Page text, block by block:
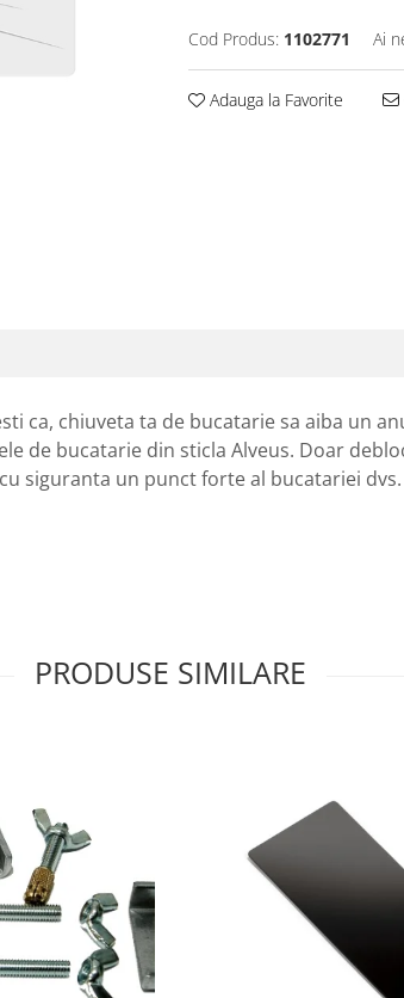
Cod Produs: 1102771 Ai
Adauga la Favorite
ca, chiuveta ta de bucatarie sa aiba un
de bucatarie din sticla Alveus. Doar
siguranta un punct forte al bucatariei dvs.
PRODUSE SIMILARE